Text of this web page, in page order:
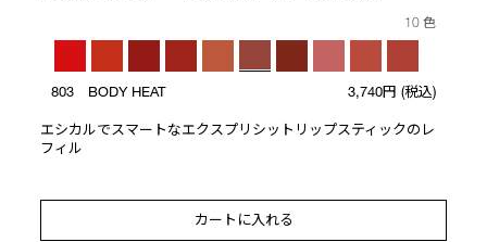
10 色
803 BODY HEAT 3,740円 (税込)
エシカルでスマートなエクスプリシットリップスティックのレ
フィル
カートに入れる